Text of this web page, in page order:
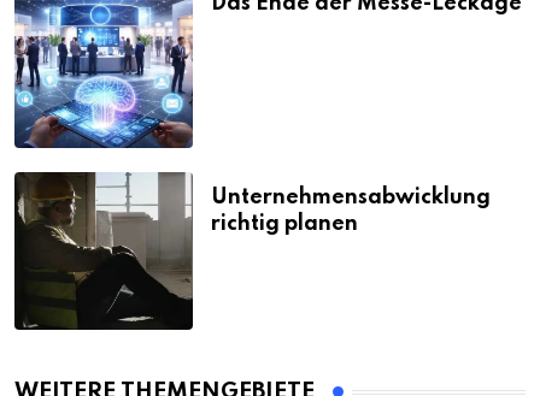
Unternehmensabwicklung
richtig planen